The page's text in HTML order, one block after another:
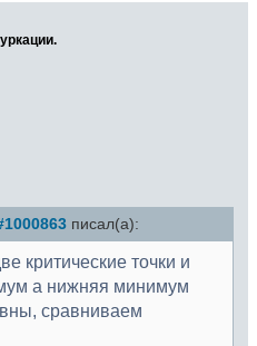
писал(а):
критические точки и
а нижняя минимум
сравниваем